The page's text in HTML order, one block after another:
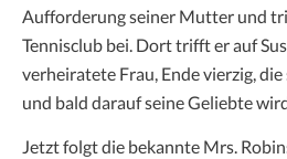
Aufforderung seiner Mutter und
Tennisclub bei. Dort trifft er auf
verheiratete Frau, Ende vierzig,
und bald darauf seine Geliebte
Jetzt folgt die bekannte Mrs.